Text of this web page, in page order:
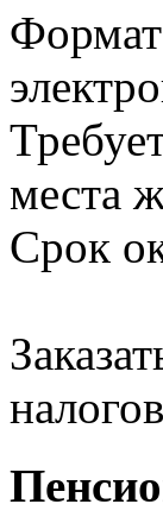
места
Срок